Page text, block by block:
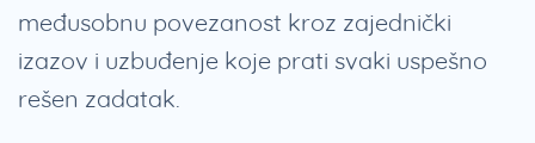
međusobnu povezanost kroz zajednički
izazov i uzbuđenje koje prati svaki uspešno
rešen zadatak.